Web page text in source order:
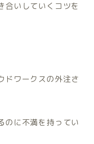
合いしていくコツを
ドワークスの外注さ
のに不満を持ってい